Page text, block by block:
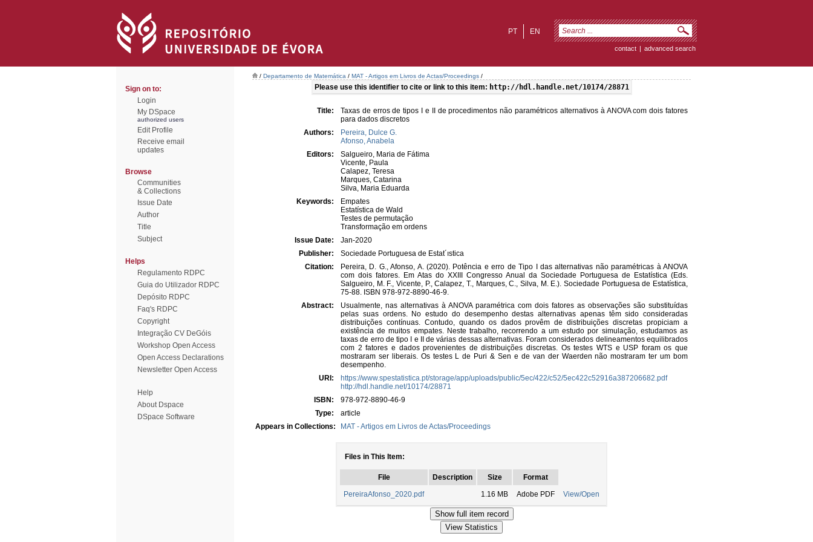
EN
PT
contact | advanced search
Sign on to:
Login
My DSpace
authorized users
Edit Profile
Receive email
updates
Browse
Communities
& Collections
Issue Date
Author
Title
Subject
Helps
Regulamento RDPC
Guia do Utilizador RDPC
Depósito RDPC
Faq's RDPC
Copyright
Integração CV DeGóis
Workshop Open Access
Open Access Declarations
Newsletter Open Access
Help
About Dspace
DSpace Software
/ Departamento de Matemática / MAT - Artigos em Livros de Actas/Proceedings /
Please use this identifier to cite or link to this item: http://hdl.handle.net/10174/28871
Title:
Taxas de erros de tipos I e II de procedimentos não paramétricos alternativos à ANOVA com dois fatores
para dados discretos
Authors:
Pereira, Dulce G.
Afonso, Anabela
Editors:
Salgueiro, Maria de Fátima
Vicente, Paula
Calapez, Teresa
Marques, Catarina
Silva, Maria Eduarda
Keywords:
Empates
Estatística de Wald
Testes de permutação
Transformação em ordens
Issue Date:
Jan-2020
Publisher:
Sociedade Portuguesa de Estat´ıstica
Citation:
Pereira, D. G., Afonso, A. (2020). Potência e erro de Tipo I das alternativas não paramétricas à ANOVA
com dois fatores. Em Atas do XXIII Congresso Anual da Sociedade Portuguesa de Estatística (Eds.
Salgueiro, M. F., Vicente, P., Calapez, T., Marques, C., Silva, M. E.). Sociedade Portuguesa de Estatística,
75-88. ISBN 978-972-8890-46-9.
Abstract:
Usualmente, nas alternativas à ANOVA paramétrica com dois fatores as observações são substituídas
pelas suas ordens. No estudo do desempenho destas alternativas apenas têm sido consideradas
distribuições contínuas. Contudo, quando os dados provêm de distribuições discretas propiciam a
existência de muitos empates. Neste trabalho, recorrendo a um estudo por simulação, estudamos as
taxas de erro de tipo I e II de várias dessas alternativas. Foram considerados delineamentos equilibrados
com 2 fatores e dados provenientes de distribuições discretas. Os testes WTS e USP foram os que
mostraram ser liberais. Os testes L de Puri & Sen e de van der Waerden não mostraram ter um bom
desempenho.
URI:
https://www.spestatistica.pt/storage/app/uploads/public/5ec/422/c52/5ec422c52916a387206682.pdf
http://hdl.handle.net/10174/28871
ISBN:
978-972-8890-46-9
Type:
article
Appears in Collections:
MAT - Artigos em Livros de Actas/Proceedings
Files in This Item:
File Description Size
Format
PereiraAfonso_2020.pdf
1.16 MB Adobe PDF View/Open